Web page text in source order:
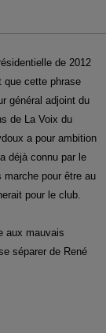
de 2012
que cette phrase
général adjoint du
de La Voix du
a pour ambition
déjà connu par le
marche pour être au
pour le club.
aux mauvais
séparer de René